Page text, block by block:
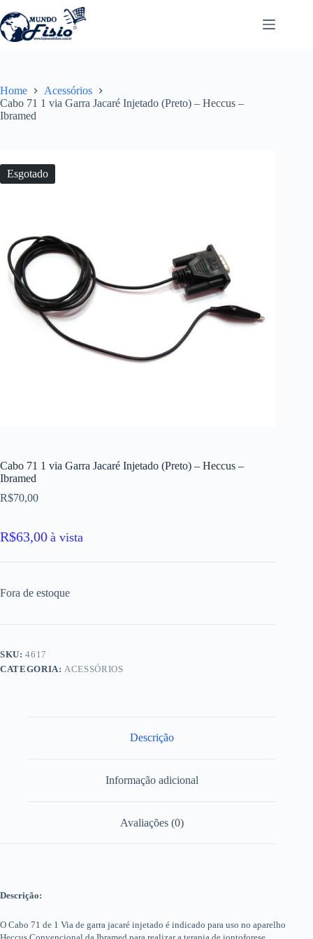
para
o
conteúdo
Home
Acessórios
Cabo 71 1 via Garra Jacaré Injetado (Preto) – Heccus –
Ibramed
Esgotado
Cabo 71 1 via Garra Jacaré Injetado (Preto) – Heccus –
Ibramed
R$70,00
R$63,00 à vista
Fora de estoque
SKU:4617
CATEGORIA: ACESSÓRIOS
Descrição
Informação adicional
Avaliações (0)
Descrição:
O Cabo 71 de 1 Via de garra jacaré injetado é indicado para uso no aparelho